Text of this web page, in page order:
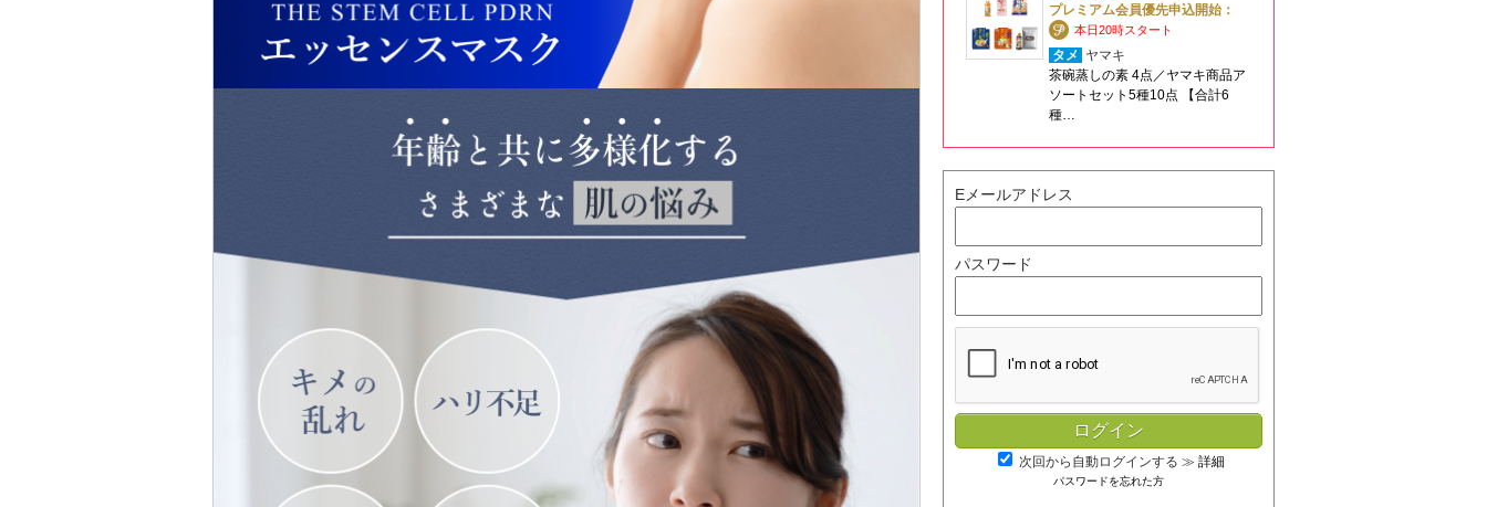
プレミアム会員優先申込開始：
本日20時スタート
タメ ヤマキ
茶碗蒸しの素 4点／ヤマキ商品ア
ソートセット5種10点 【合計6
種…
Eメールアドレス
パスワード
次回から自動ログインする ≫ 詳細
パスワードを忘れた方